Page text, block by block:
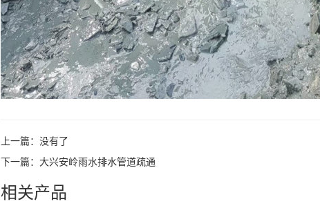
上一篇：没有了
下一篇： 大兴安岭雨水排水管道疏通
相关产品